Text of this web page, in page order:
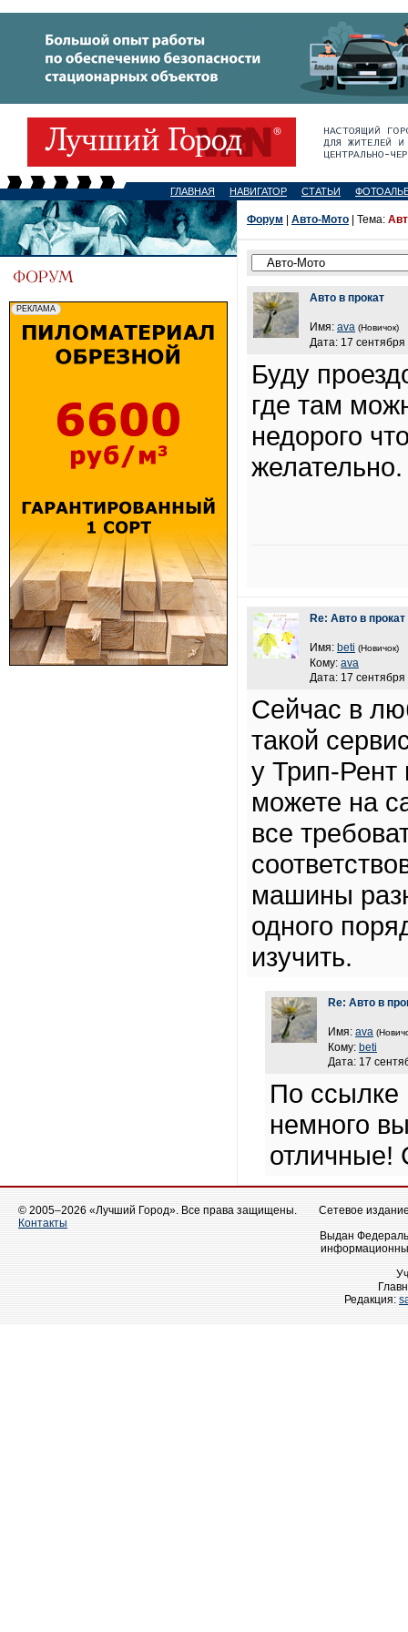
ГЛАВНАЯ НАВИГАТОР СТАТЬИ
Форум Авто-Мото | Тема:
Авто в прокат
Имя: ava (Новичок)
Дата: 17
Буду
где там
недорого
Re: Авто в прокат
Имя: beti (Новичок)
Кому: ava
Дата: 17
Сейчас в
такой
у Трип-Рент
можете на
все
машины
одного
изучить.
Re: Авто в
Имя: ava
Кому: beti
Дата: 17
По ссылке
немного
отличные!
© 2005–2026 «Лучший Город». Все права защищены.
Контакты
Сетевое
Выдан
Редакция: